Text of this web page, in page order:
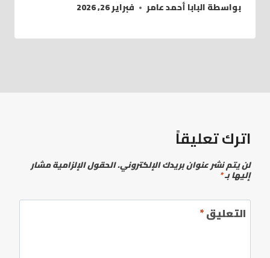
بواسطةالبابا أحمد عامر فبراير 26, 2026
اترك تعليقاً
لن يتم نشر عنوان بريدك الإلكتروني.الحقول الإلزامية مشار
إليها بـ*
التعليق*